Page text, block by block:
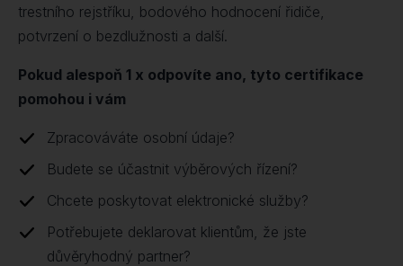
trestního rejstříku, bodového hodnocení řidiče,
potvrzení o bezdlužnosti a další.
Pokud alespoň 1 x odpovíte ano, tyto certifikace
pomohou i vám
Zpracováváte osobní údaje?
Budete se účastnit výběrových řízení?
Chcete poskytovat elektronické služby?
Potřebujete deklarovat klientům, že jste
důvěryhodný partner?